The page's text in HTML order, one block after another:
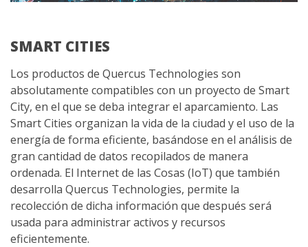
SMART CITIES
Los productos de Quercus Technologies son
absolutamente compatibles con un proyecto de Smart
City, en el que se deba integrar el aparcamiento. Las
Smart Cities organizan la vida de la ciudad y el uso de la
energía de forma eficiente, basándose en el análisis de
gran cantidad de datos recopilados de manera
ordenada. El Internet de las Cosas (IoT) que también
desarrolla Quercus Technologies, permite la
recolección de dicha información que después será
usada para administrar activos y recursos
eficientemente.